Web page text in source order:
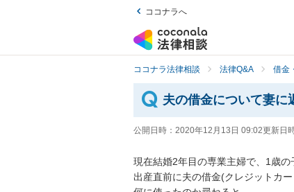
ココナラへ
ココナラ法律相談 法律Q&A 借金
夫の借金について妻に
公開日時： 2020年12月13日 09:02更新日
現在結婚2年目の専業主婦で、1歳の
出産直前に夫の借金(クレジットカ